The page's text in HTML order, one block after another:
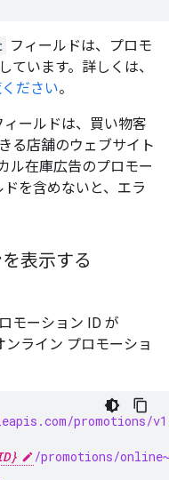
フィールドは、プロモ
ています。詳しくは、
ださい。
ィールドは、買い物客
る店舗のウェブサイト
ル在庫広告のプロモー
ドを含めないと、エラ
表示する
モーション ID が
ンライン プロモーショ
promotions/
/promotions/